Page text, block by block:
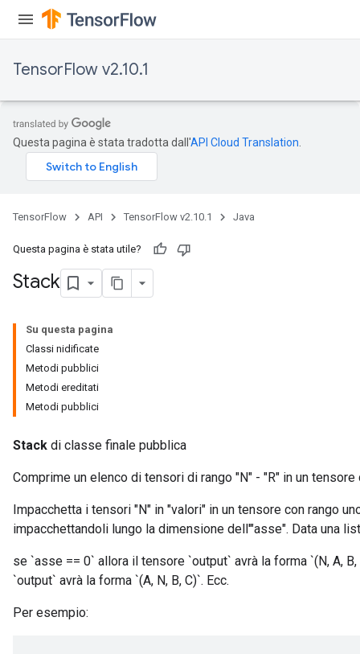
TensorFlow v2.10.1
Questa pagina è stata tradotta dall'API Cloud Translation
TensorFlow API TensorFlow v2.10.1 Java
Questa pagina è stata utile?
Stack
Su questa pagina
Classi nidificate
Metodi pubblici
Metodi ereditati
Metodi pubblici
Stack di classe finale pubblica
Comprime un elenco di tensori di rango "N" - "R" in un tensore
Impacchetta i tensori "N" in "valori" in un tensore con rango
impacchettandoli lungo la dimensione dell'"asse". Data una
se `asse == 0` allora il tensore `output` avrà la forma `(N, A,
`output` avrà la forma `(A, N, B, C)`. Ecc.
Per esempio: